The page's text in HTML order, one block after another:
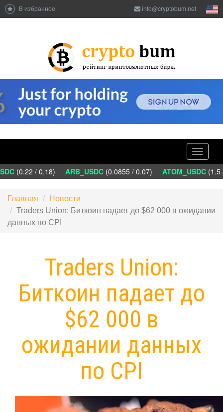
В избранное info@cryptobum.net
Toggle
(0.22 / 0.18) ARB_USDC(0.0855 / 0.07) ATOM_USDC(1.5 /
Главная
Новости
Traders Union: Биткоин падает до $62 000 в ожидании
данных по CPI
Traders Union:
Биткоин падает до
$62 000 в
ожидании данных
по CPI